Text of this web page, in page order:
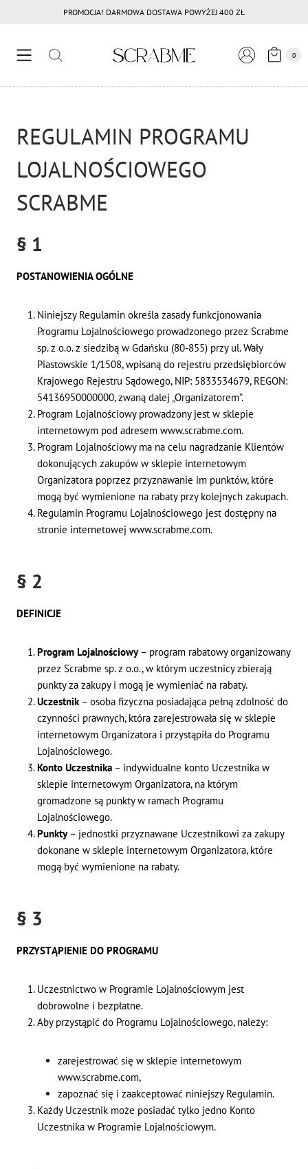
PROMOCJA! DARMOWA DOSTAWA POWYŻEJ 400 ZŁ
0
REGULAMIN PROGRAMU
LOJALNOŚCIOWEGO
SCRABME
§ 1
POSTANOWIENIA OGÓLNE
Niniejszy Regulamin określa zasady funkcjonowania
Programu Lojalnościowego prowadzonego przez Scrabme
sp. z o.o. z siedzibą w Gdańsku (80-855) przy ul. Wały
Piastowskie 1/1508, wpisaną do rejestru przedsiębiorców
Krajowego Rejestru Sądowego, NIP: 5833534679, REGON:
54136950000000, zwaną dalej „Organizatorem”.
Program Lojalnościowy prowadzony jest w sklepie
internetowym pod adresem www.scrabme.com.
Program Lojalnościowy ma na celu nagradzanie Klientów
dokonujących zakupów w sklepie internetowym
Organizatora poprzez przyznawanie im punktów, które
mogą być wymienione na rabaty przy kolejnych zakupach.
Regulamin Programu Lojalnościowego jest dostępny na
stronie internetowej www.scrabme.com.
§ 2
DEFINICJE
Program Lojalnościowy– program rabatowy organizowany
przez Scrabme sp. z o.o., w którym uczestnicy zbierają
punkty za zakupy i mogą je wymieniać na rabaty.
Uczestnik– osoba fizyczna posiadająca pełną zdolność do
czynności prawnych, która zarejestrowała się w sklepie
internetowym Organizatora i przystąpiła do Programu
Lojalnościowego.
Konto Uczestnika – indywidualne konto Uczestnika w
sklepie internetowym Organizatora, na którym
gromadzone są punkty w ramach Programu
Lojalnościowego.
Punkty– jednostki przyznawane Uczestnikowi za zakupy
dokonane w sklepie internetowym Organizatora, które
mogą być wymienione na rabaty.
§ 3
PRZYSTĄPIENIE DO PROGRAMU
Uczestnictwo w Programie Lojalnościowym jest
dobrowolne i bezpłatne.
Aby przystąpić do Programu Lojalnościowego, należy:
zarejestrować się w sklepie internetowym
www.scrabme.com,
zapoznać się i zaakceptować niniejszy Regulamin.
Każdy Uczestnik może posiadać tylko jedno Konto
Uczestnika w Programie Lojalnościowym.